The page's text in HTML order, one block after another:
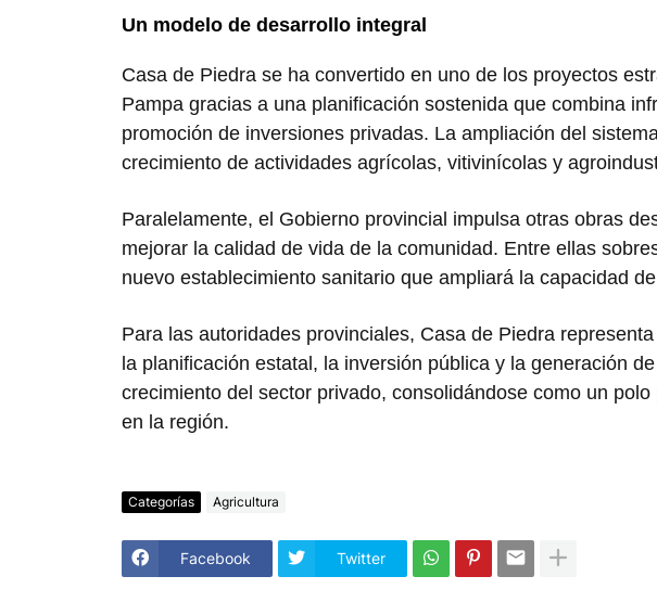
Un modelo de desarrollo integral
Casa de Piedra se ha convertido en uno de los proyectos
Pampa gracias a una planificación sostenida que combina
promoción de inversiones privadas. La ampliación del
crecimiento de actividades agrícolas, vitivinícolas y
Paralelamente, el Gobierno provincial impulsa otras obras
mejorar la calidad de vida de la comunidad. Entre ellas
nuevo establecimiento sanitario que ampliará la capacidad
Para las autoridades provinciales, Casa de Piedra
la planificación estatal, la inversión pública y la generación
crecimiento del sector privado, consolidándose como un
en la región.
Categorías Agricultura
Facebook Twitter